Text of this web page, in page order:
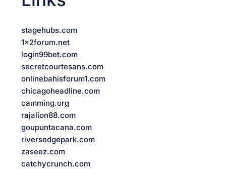
stagehubs.com
1x2forum.net
login99bet.com
secretcourtesans.com
onlinebahisforum1.com
chicagoheadline.com
camming.org
rajalion88.com
goupuntacana.com
riversedgepark.com
zaseez.com
catchycrunch.com